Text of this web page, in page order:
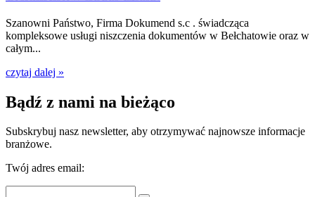
Szanowni Państwo, Firma Dokumend s.c . świadcząca
kompleksowe usługi niszczenia dokumentów w Bełchatowie oraz w
całym...
czytaj dalej »
Bądź z nami na bieżąco
Subskrybuj nasz newsletter, aby otrzymywać najnowsze informacje
branżowe.
Twój adres email: